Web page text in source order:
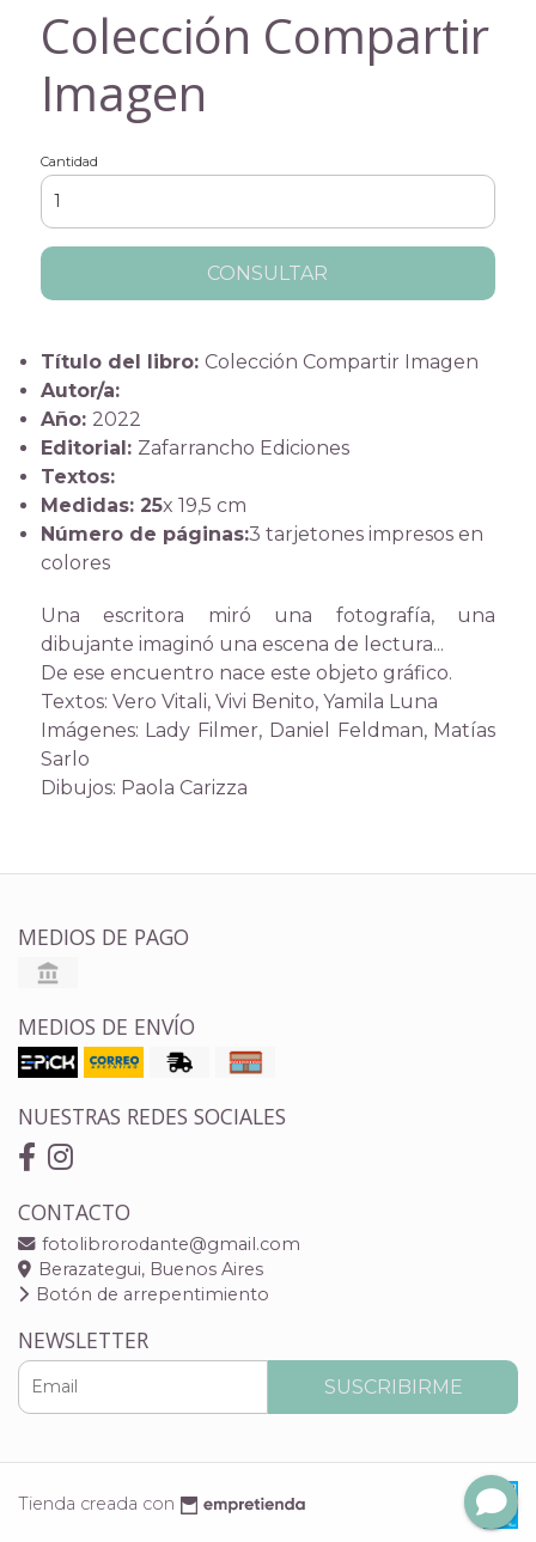
Colección Compartir
Imagen
Cantidad
CONSULTAR
Título del libro: Colección Compartir Imagen
Autor/a:
Año: 2022
Editorial: Zafarrancho Ediciones
Textos:
Medidas: 25x 19,5 cm
Número de páginas:3 tarjetones impresos en
colores
Una escritora miró una fotografía, una
dibujante imaginó una escena de lectura...
De ese encuentro nace este objeto gráfico.
Textos: Vero Vitali, Vivi Benito, Yamila Luna
Imágenes: Lady Filmer, Daniel Feldman, Matías
Sarlo
Dibujos: Paola Carizza
MEDIOS DE PAGO
MEDIOS DE ENVÍO
NUESTRAS REDES SOCIALES
CONTACTO
fotolibrorodante@gmail.com
Berazategui, Buenos Aires
Botón de arrepentimiento
NEWSLETTER
SUSCRIBIRME
Tienda creada con